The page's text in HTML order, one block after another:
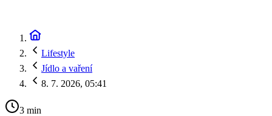
Lifestyle
Jídlo a vaření
8. 7. 2026, 05:41
3 min